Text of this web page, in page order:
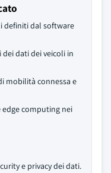
definiti dal software
dati dei veicoli in
mobilità connessa e
edge computing nei
e privacy dei dati.